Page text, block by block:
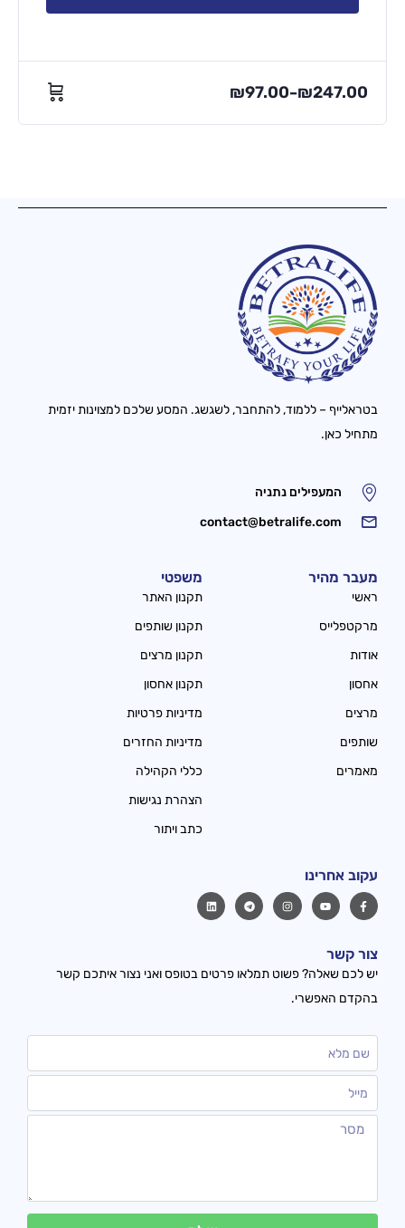
₪97.00–₪247.00
בטראלייף – ללמוד, להתחבר, לשגשג. המסע שלכם למצוינות יזמית
מתחיל כאן.
המעפילים נתניה
contact@betralife.com
מעבר מהיר
ראשי
מרקטפלייס
אודות
אחסון
מרצים
שותפים
מאמרים
משפטי
תקנון האתר
תקנון שותפים
תקנון מרצים
תקנון אחסון
מדיניות פרטיות
מדיניות החזרים
כללי הקהילה
הצהרת נגישות
כתב ויתור
עקוב אחרינו
צור קשר
יש לכם שאלה? פשוט תמלאו פרטים בטופס ואני נצור איתכם קשר
בהקדם האפשרי.